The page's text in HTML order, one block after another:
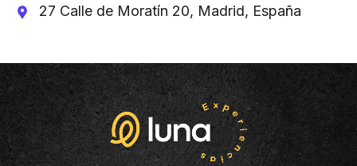
27 Calle de Moratín 20, Madrid, España